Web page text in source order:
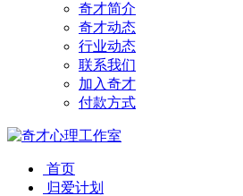
奇才简介
奇才动态
行业动态
联系我们
加入奇才
付款方式
首页
归爱计划